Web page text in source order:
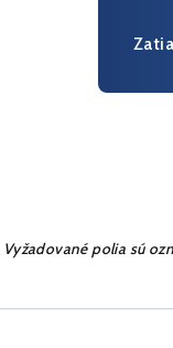
Vyžadované polia sú